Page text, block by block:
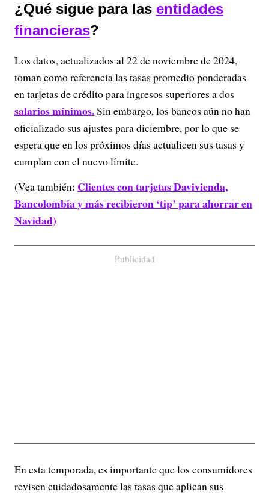
¿Qué sigue para las entidades
financieras?
Los datos, actualizados al 22 de noviembre de 2024,
toman como referencia las tasas promedio ponderadas
en tarjetas de crédito para ingresos superiores a dos
salarios mínimos.Sin embargo, los bancos aún no han
oficializado sus ajustes para diciembre, por lo que se
espera que en los próximos días actualicen sus tasas y
cumplan con el nuevo límite.
(Vea también: Clientes con tarjetas Davivienda,
Bancolombia y más recibieron ‘tip’ para ahorrar en
Navidad)
Publicidad
En esta temporada, es importante que los consumidores
revisen cuidadosamente las tasas que aplican sus